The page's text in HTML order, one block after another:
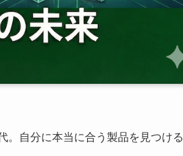
。自分に本当に合う製品を見つける